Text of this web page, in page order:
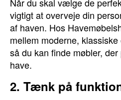
vigtigt at overveje din
af haven. Hos
mellem moderne,
så du kan finde møbler,
have.
2. Tænk på